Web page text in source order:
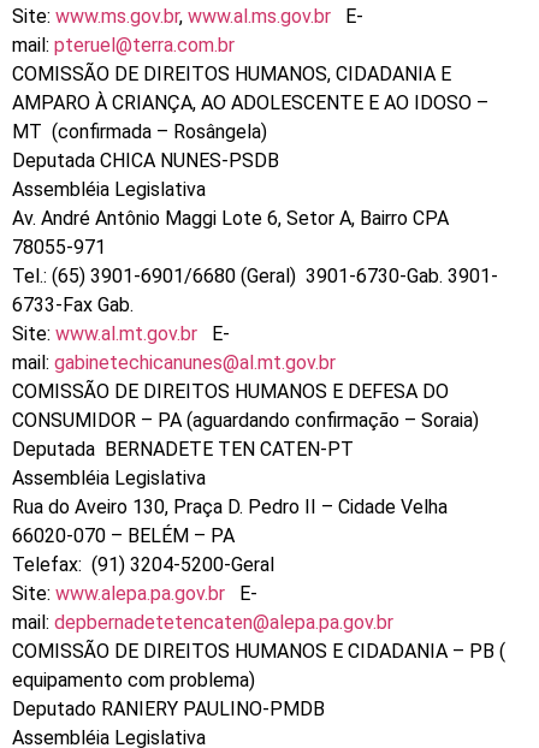
Site: www.ms.gov.br, www.al.ms.gov.br E-
mail: pteruel@terra.com.br
COMISSÃO DE DIREITOS HUMANOS, CIDADANIA E
AMPARO À CRIANÇA, AO ADOLESCENTE E AO IDOSO –
MT (confirmada – Rosângela)
Deputada CHICA NUNES-PSDB
Assembléia Legislativa
Av. André Antônio Maggi Lote 6, Setor A, Bairro CPA
78055-971
Tel.: (65) 3901-6901/6680 (Geral) 3901-6730-Gab. 3901-
6733-Fax Gab.
Site: www.al.mt.gov.br E-
mail: gabinetechicanunes@al.mt.gov.br
COMISSÃO DE DIREITOS HUMANOS E DEFESA DO
CONSUMIDOR – PA (aguardando confirmação – Soraia)
Deputada BERNADETE TEN CATEN-PT
Assembléia Legislativa
Rua do Aveiro 130, Praça D. Pedro II – Cidade Velha
66020-070 – BELÉM – PA
Telefax: (91) 3204-5200-Geral
Site: www.alepa.pa.gov.br E-
mail: depbernadetetencaten@alepa.pa.gov.br
COMISSÃO DE DIREITOS HUMANOS E CIDADANIA – PB (
equipamento com problema)
Deputado RANIERY PAULINO-PMDB
Assembléia Legislativa